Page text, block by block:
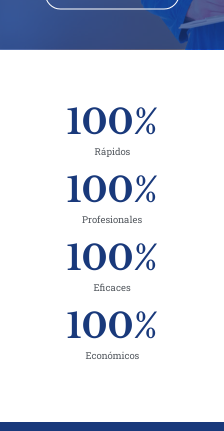
Rápidos
100%
Profesionales
100%
Eficaces
100%
Económicos
100%